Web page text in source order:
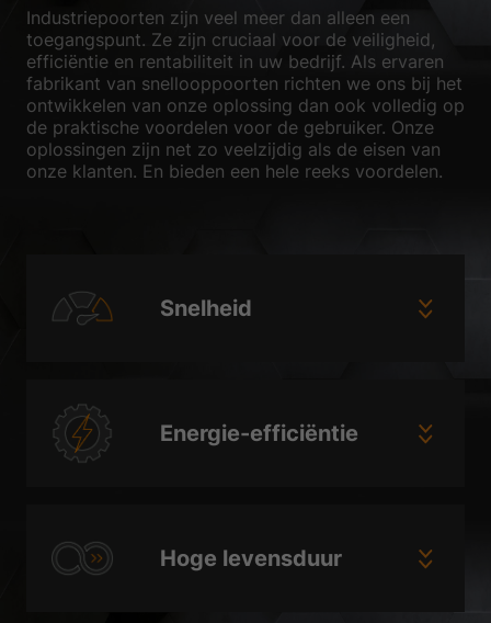
Industriepoorten zijn veel meer dan alleen een
toegangspunt. Ze zijn cruciaal voor de veiligheid,
efficiëntie en rentabiliteit in uw bedrijf. Als ervaren
fabrikant van snellooppoorten richten we ons bij het
ontwikkelen van onze oplossing dan ook volledig op
de praktische voordelen voor de gebruiker. Onze
oplossingen zijn net zo veelzijdig als de eisen van
onze klanten. En bieden een hele reeks voordelen.
Snelheid
Energie-efficiëntie
Hoge levensduur